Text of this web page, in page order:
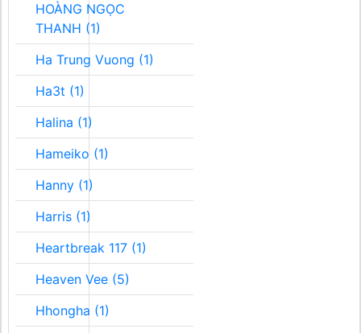
HOÀNG NGỌC
THANH (1)
Ha Trung Vuong (1)
Ha3t (1)
Halina (1)
Hameiko (1)
Hanny (1)
Harris (1)
Heartbreak 117 (1)
Heaven Vee (5)
Hhongha (1)